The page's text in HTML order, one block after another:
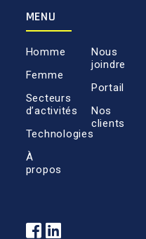
MENU
Homme
Femme
Secteurs
d’activités
Technologies
À
propos
Nous
joindre
Portail
Nos
clients